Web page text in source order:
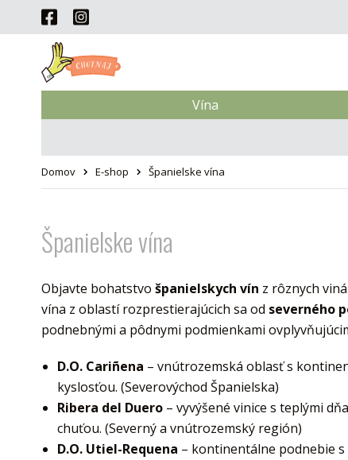
Vína
Domov E-shop Španielske vína
Španielske vína
Objavte bohatstvo španielskych vín z rôznych
vína z oblastí rozprestierajúcich sa od severného
podnebnými a pôdnymi podmienkami
D.O. Cariñena – vnútrozemská oblasť s
kyslosťou. (Severovýchod Španielska)
Ribera del Duero – vyvýšené vinice s teplými
chuťou. (Severný a vnútrozemský región)
D.O. Utiel-Requena – kontinentálne podnebie